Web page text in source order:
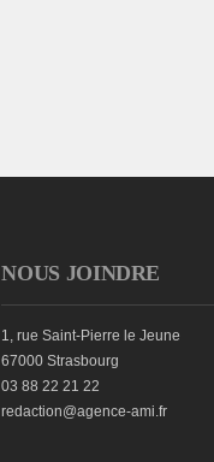
NOUS JOINDRE
1, rue Saint-Pierre le Jeune
67000 Strasbourg
03 88 22 21 22
redaction@agence-ami.fr